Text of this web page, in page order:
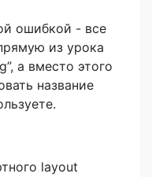
ошибкой - все
из урока
а вместо этого
название
layout